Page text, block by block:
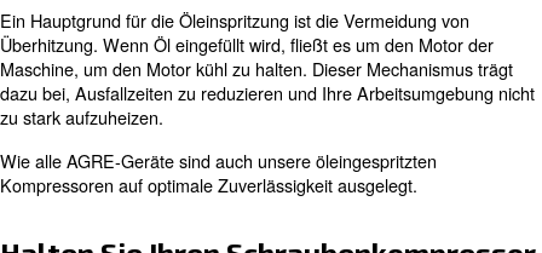
Einige davon haben wir in unserer Übersicht zur
Schraubenkompressorsbehandelt.
In diesem Artikel gehen wir ein wenig tiefer auf die